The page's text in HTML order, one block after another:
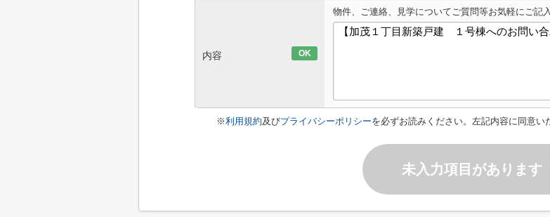
内容 OK
物件、ご連絡、見学についてご質問等お気軽にご記
※利用規約及びプライバシーポリシーを必ずお読みください。左記内容に同意い
未入力項目があります